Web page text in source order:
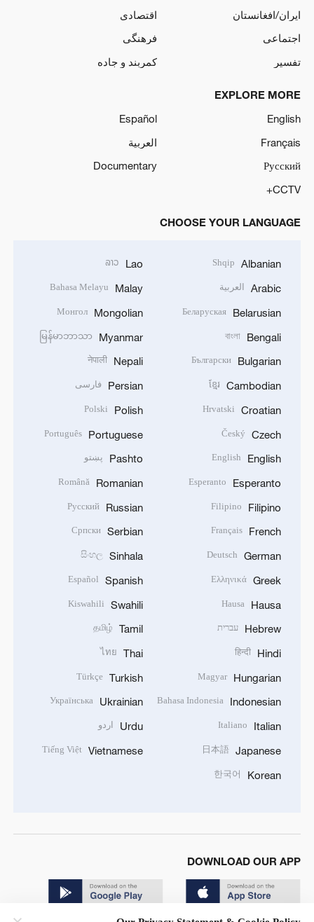
ایران/افغانستان
اقتصادی
اجتماعی
فرهنگی
تفسیر
کمربند و جاده
EXPLORE MORE
English
Español
Français
العربية
Русский
Documentary
CCTV+
CHOOSE YOUR LANGUAGE
Albanian
Shqip
Arabic العربية
Belarusian
Беларуская
Bengali
বাংলা
Bulgarian
Български
Cambodian
ខ្មែរ
Croatian
Hrvatski
Czech
Český
English
English
Esperanto
Esperanto
Filipino
Filipino
French
Français
German
Deutsch
Greek
Ελληνικά
Hausa
Hausa
Hebrew עברית
Hindi
हिन्दी
Hungarian
Magyar
Indonesian
Bahasa Indonesia
Italian
Italiano
Japanese
日本語
Korean
한국어
Lao
ລາວ
Malay
Bahasa Melayu
Mongolian
Монгол
Myanmar
မြန်မာဘာသာ
Nepali
नेपाली
Persian فارسی
Polish
Polski
Portuguese
Português
Pashto پښتو
Romanian
Română
Russian
Русский
Serbian
Српски
Sinhala
සිංහල
Spanish
Español
Swahili
Kiswahili
Tamil
தமிழ்
Thai
ไทย
Turkish
Türkçe
Ukrainian
Українська
Urdu اردو
Vietnamese
Tiếng Việt
DOWNLOAD OUR APP